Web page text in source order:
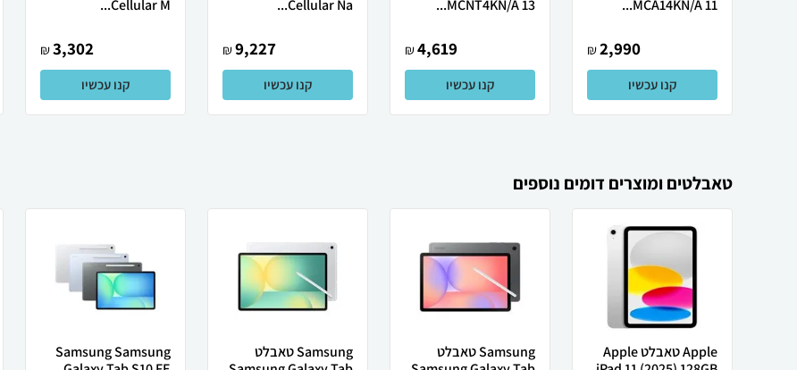
MCA14KN/A 11...
2,990
₪
קנו עכשיו
MCNT4KN/A 13...
4,619
₪
קנו עכשיו
Cellular Na...
9,227
₪
קנו עכשיו
Cellular M...
3,302
₪
קנו עכשיו
טאבלטים ומוצרים דומים נוספים
Apple טאבלט Apple
Samsung טאבלט
Samsung טאבלט
Samsung Samsung